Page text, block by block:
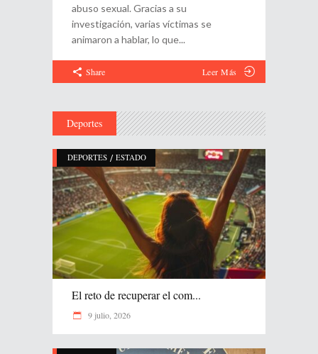
abuso sexual. Gracias a su
investigación, varias víctimas se
animaron a hablar, lo que
Share Leer Más
Deportes
DEPORTES / ESTADO
El reto de recuperar el com...
9 julio, 2026